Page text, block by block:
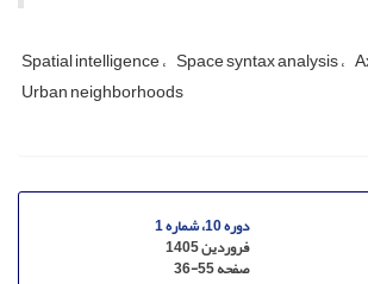
Spatial intelligence Space syntax analysis
Urban neighborhoods
دوره 10، شماره 1
فروردین 1405
صفحه36-55